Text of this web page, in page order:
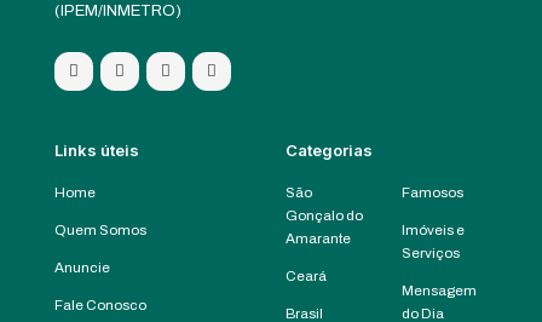
(IPEM/INMETRO)
Links úteis
Home
Quem Somos
Anuncie
Fale Conosco
Categorias
São
Gonçalo do
Amarante
Ceará
Brasil
Famosos
Imóveis e
Serviços
Mensagem
do Dia